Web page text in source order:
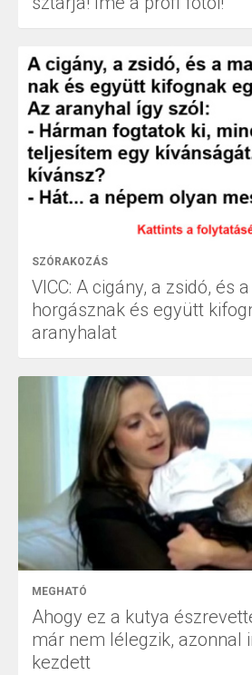
SZÓRAKOZÁS
VICC: A cigány, a zsidó, és
horgásznak és együtt
aranyhalat
MEGHATÓ
Ahogy ez a kutya
már nem lélegzik, azonnal
kezdett